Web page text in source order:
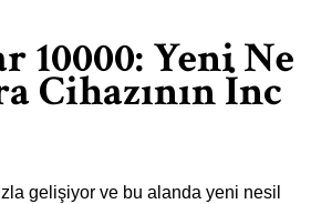
10000: Yeni Ne
Cihazının İnc
gelişiyor ve bu alanda yeni nesil